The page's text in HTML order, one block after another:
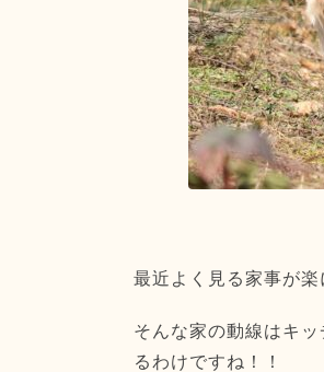
最近よく見る家事が楽
そんな家の動線はキ
るわけですね！！